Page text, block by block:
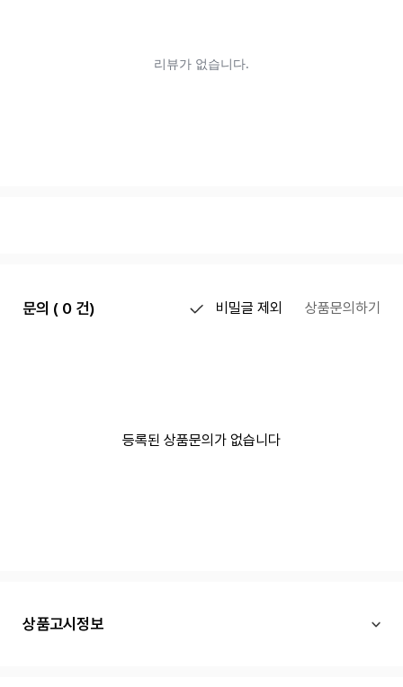
문의 ( 0 건) 비밀글 제외 상품문의하기
등록된 상품문의가 없습니다
상품고시정보